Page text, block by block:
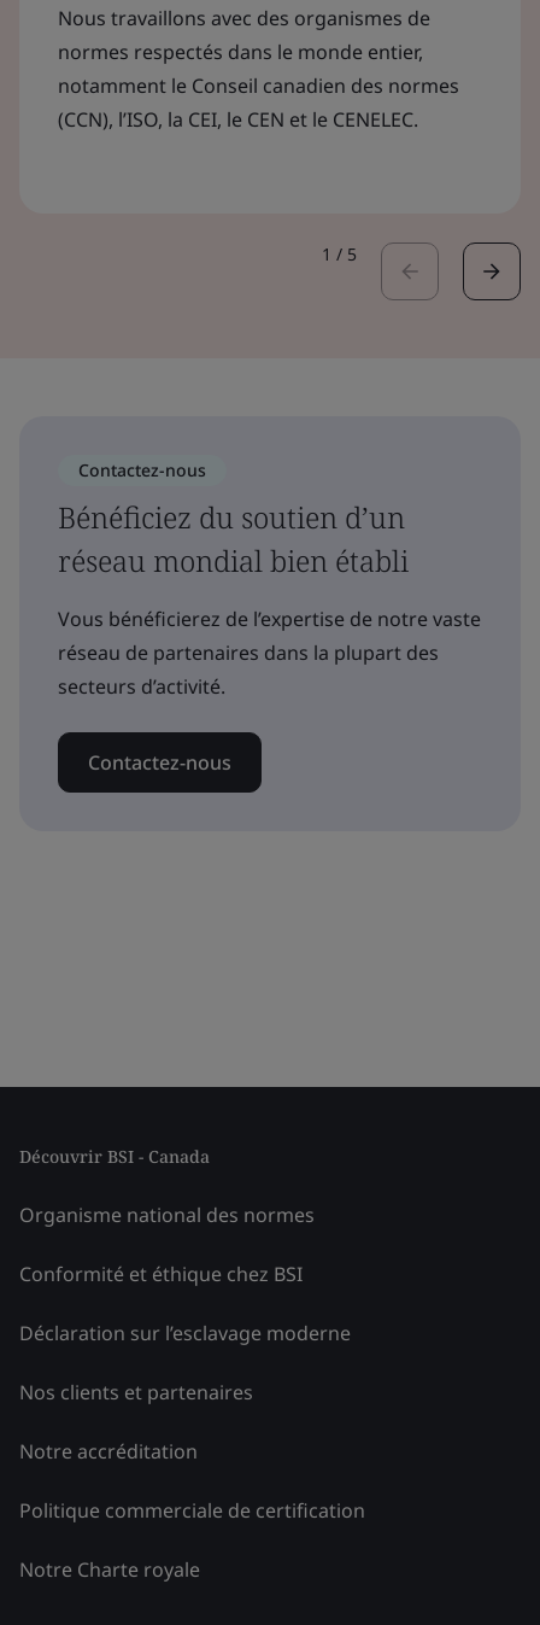
Nous travaillons avec des organismes de
normes respectés dans le monde entier,
notamment le Conseil canadien des normes
(CCN), l’ISO, la CEI, le CEN et le CENELEC.
1 / 5
Contactez-nous
Bénéficiez du soutien d’un
réseau mondial bien établi
Vous bénéficierez de l’expertise de notre vaste
réseau de partenaires dans la plupart des
secteurs d’activité.
Contactez-nous
Découvrir BSI - Canada
Organisme national des normes
Conformité et éthique chez BSI
Déclaration sur l’esclavage moderne
Nos clients et partenaires
Notre accréditation
Politique commerciale de certification
Notre Charte royale